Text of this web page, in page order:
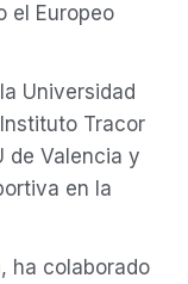
el Europeo
Universidad
Tracor
de Valencia y
en la
ha colaborado